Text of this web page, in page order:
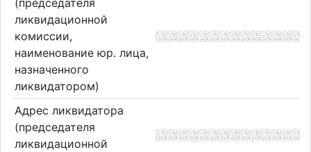
(председателя
ликвидационной
комиссии,
наименование юр. лица,
назначенного
ликвидатором)
Адрес ликвидатора
(председателя
ликвидационной